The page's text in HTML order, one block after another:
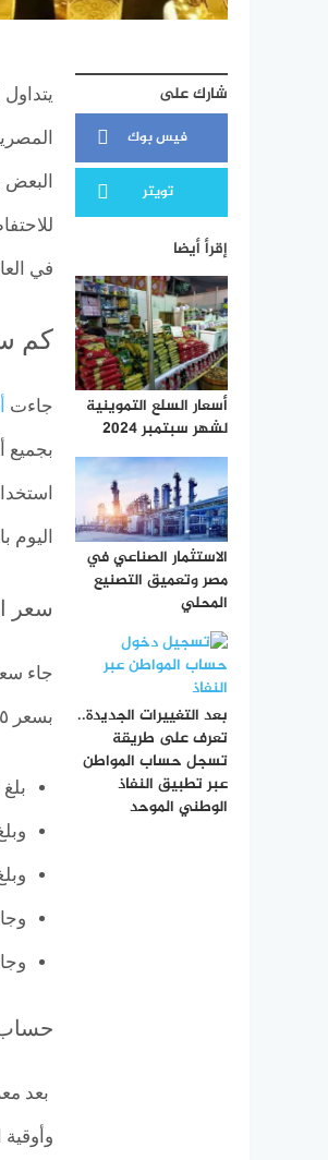
شارك على
فيس بوك
تويتر
إقرأ أيضا
أسعار السلع التموينية
لشهر سبتمبر 2024
الاستثمار الصناعي في
مصر وتعميق التصنيع
المحلي
بعد التغييرات الجديدة..
تعرف على طريقة
تسجل حساب المواطن
عبر تطبيق النفاذ
الوطني الموحد
البعض
في
كم
جاءت
اليوم بانخفاض يصل
سعر
بسعر ٣٣١٥ جنيه مصري وحققت اعيرة الذهب المختلفة القائمة التالية:
بلغ
وبلغ
وبلغ
وجاء
بعد